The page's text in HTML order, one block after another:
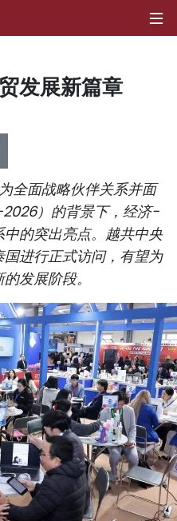
发展新篇章
全面战略伙伴关系并面
）的背景下，经济-
的突出亮点。越共中央
进行正式访问，有望为
发展阶段。